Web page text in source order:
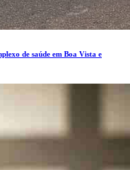
de saúde em Boa Vista e